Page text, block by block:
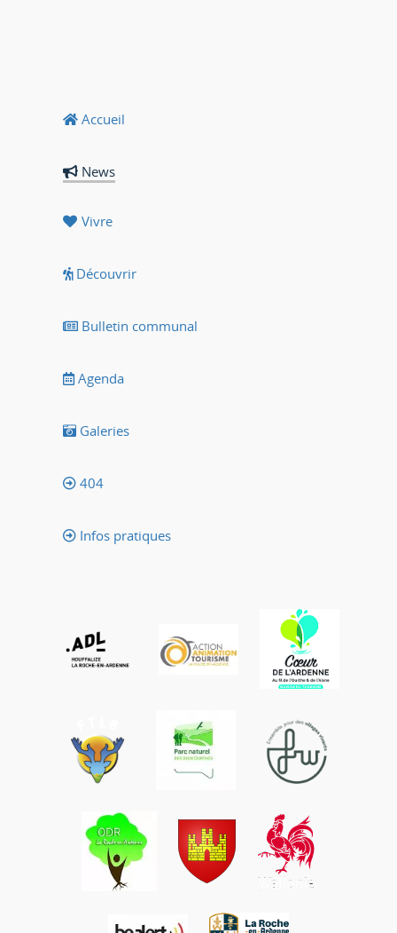
Accueil
News
Vivre
Découvrir
Bulletin communal
Agenda
Galeries
404
Infos pratiques